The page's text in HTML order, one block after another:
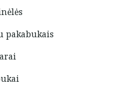
pakabukais